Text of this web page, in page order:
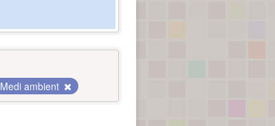
Medi ambient